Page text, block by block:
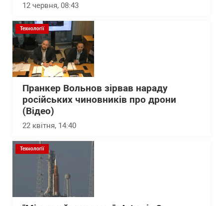
12 червня, 08:43
Технології
Пранкер Вольнов зірвав нараду
російських чиновників про дрони
(Відео)
22 квітня, 14:40
Технології